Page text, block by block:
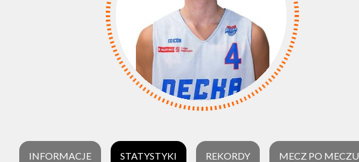
INFORMACJE STATYSTYKI REKORDY MECZ PO MECZU